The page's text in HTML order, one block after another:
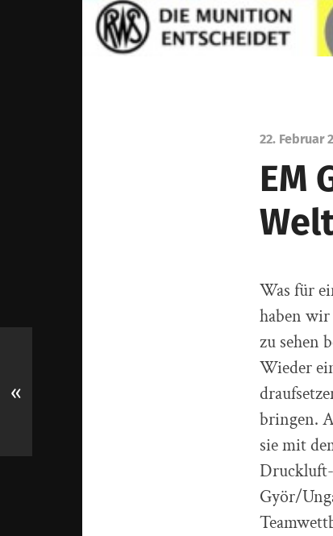
22. Februar
EM
Was für
haben wir
zu sehen
Wieder
bringen.
sie mit
Györ/
«